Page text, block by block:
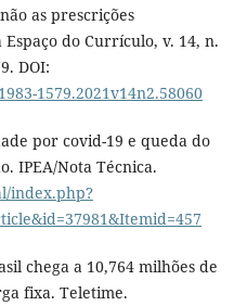
as prescrições
do Currículo, v. 14, n.
DOI:
1579.2021v14n2.58060
por covid-19 e queda do
IPEA/Nota Técnica.
index.php?
chega a 10,764 milhões de
fixa. Teletime.